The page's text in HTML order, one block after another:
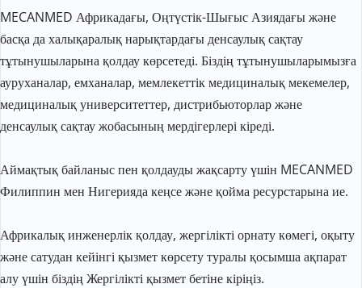
MECANMED Африкадағы, Оңтүстік-Шығыс Азиядағы және
басқа да халықаралық нарықтардағы денсаулық сақтау
тұтынушыларына қолдау көрсетеді. Біздің тұтынушыларымызға
ауруханалар, емханалар, мемлекеттік медициналық мекемелер,
медициналық университеттер, дистрибьюторлар және
денсаулық сақтау жобасының мердігерлері кіреді.
Аймақтық байланыс пен қолдауды жақсарту үшін MECANMED
Филиппин мен Нигерияда кеңсе және қойма ресурстарына ие.
Африкалық инженерлік қолдау, жергілікті орнату көмегі, оқыту
және сатудан кейінгі қызмет көрсету туралы қосымша ақпарат
алу үшін біздің Жергілікті қызмет бетіне кіріңіз.